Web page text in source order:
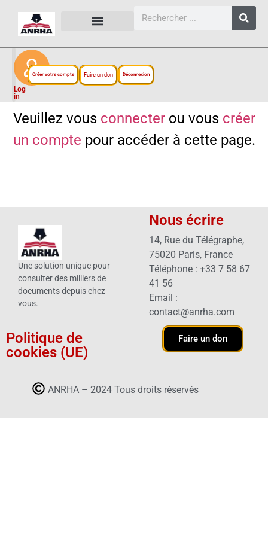
Log
in
Créer votre compte Faire un don Déconnexion
Veuillez vous connecterou vous créer
un compte pour accéder à cette page.
Une solution unique pour
consulter des milliers de
documents depuis chez
vous.
Politique de
cookies (UE)
Nous écrire
14, Rue du Télégraphe,
75020 Paris, France
Téléphone : +33 7 58 67
41 56
Email :
contact@anrha.com
Faire un don
ANRHA – 2024 Tous droits réservés